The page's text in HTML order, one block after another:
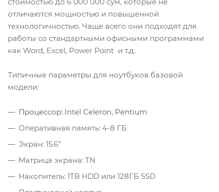
отличаются мощностью и повышенной
технологичностью. Чаще всего они подходят для
работы со стандартными офисными программами
как Word, Excel, Power Point и т.д.
Типичные параметры для ноутбуков базовой
модели:
Процессор: Intel Celeron, Pentium
Оперативная память: 4-8 ГБ
Экран: 15.6”
Матрица экрана: TN
Накопитель: 1TB HDD или 128ГБ SSD